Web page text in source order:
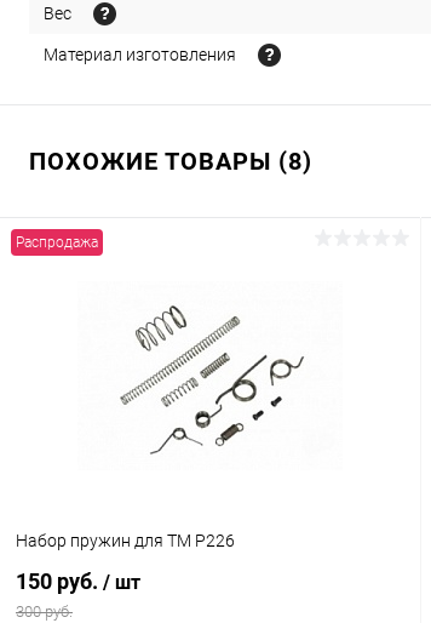
Вес
Материал изготовления
ПОХОЖИЕ ТОВАРЫ (8)
Распродажа
Набор пружин для TM P226
150 руб. / шт
300 руб.